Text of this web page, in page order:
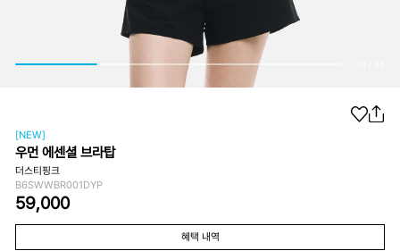
[NEW]
우먼 에센셜 브라탑
더스티핑크
B6SWWBR001DYP
59,000
혜택 내역